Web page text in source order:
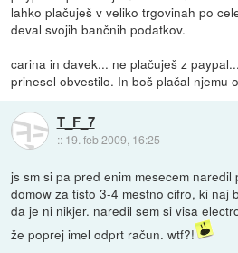
lahko plačuješ v veliko trgovinah po
deval svojih bančnih podatkov.
carina in davek... ne plačuješ z
prinesel obvestilo. In boš plačal njemu
T_F_7
:: 19. feb 2009, 16:25
js sm si pa pred enim mesecem
domow za tisto 3-4 mestno cifro, ki naj
da je ni nikjer. naredil sem si visa
že poprej imel odprt račun. wtf?!